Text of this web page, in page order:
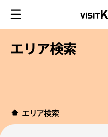
エリア検索
エリア検索